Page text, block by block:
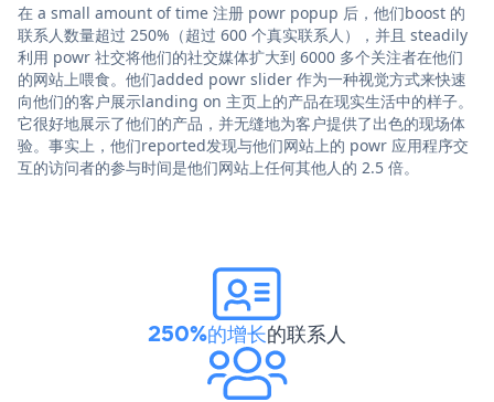
在 a small amount of time 注册 powr popup 后，他们boost 的
联系人数量超过 250%（超过 600 个真实联系人），并且 steadily
利用 powr 社交将他们的社交媒体扩大到 6000 多个关注者在他们
的网站上喂食。他们added powr slider 作为一种视觉方式来快速
向他们的客户展示landing on 主页上的产品在现实生活中的样子。
它很好地展示了他们的产品，并无缝地为客户提供了出色的现场体
验。事实上，他们reported发现与他们网站上的 powr 应用程序交
互的访问者的参与时间是他们网站上任何其他人的 2.5 倍。
250%的增长的联系人